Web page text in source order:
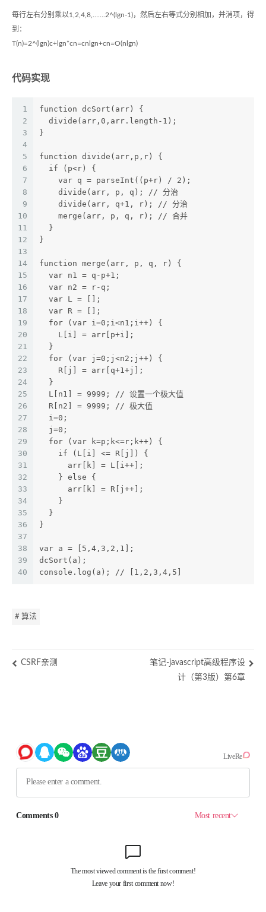
每行左右分别乘以1,2,4,8,…….2^(lgn-1)，然后左右等式分别相加，并消项，得
到：
T(n)=2^(lgn)c+lgn*cn=cnlgn+cn=O(nlgn)
代码实现
1
2
3
4
5
6
7
8
9
10
11
12
13
14
15
16
17
18
19
20
21
22
23
24
25
26
27
28
29
30
31
32
33
34
35
36
37
38
39
40
function dcSort(arr) {
  divide(arr,0,arr.length-1);
}
function divide(arr,p,r) {
  if (p<r) {
    var q = parseInt((p+r) / 2);
    divide(arr, p, q); // 分治
    divide(arr, q+1, r); // 分治
    merge(arr, p, q, r); // 合并
  }
}
function merge(arr, p, q, r) {
  var n1 = q-p+1;
  var n2 = r-q;
  var L = [];
  var R = [];
  for (var i=0;i<n1;i++) {
    L[i] = arr[p+i];
  }
  for (var j=0;j<n2;j++) {
    R[j] = arr[q+1+j];
  }
  L[n1] = 9999; // 设置一个极大值
  R[n2] = 9999; // 极大值
  i=0;
  j=0;
  for (var k=p;k<=r;k++) {
    if (L[i] <= R[j]) {
      arr[k] = L[i++];
    } else {
      arr[k] = R[j++];
    }
  }
}
var a = [5,4,3,2,1];
dcSort(a);
console.log(a); // [1,2,3,4,5]
# 算法
CSRF亲测
笔记-javascript高级程序设
计（第3版）第6章